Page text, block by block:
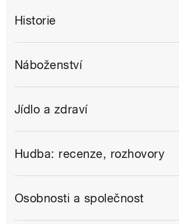
Historie
Náboženství
Jídlo a zdraví
Hudba: recenze, rozhovory
Osobnosti a společnost